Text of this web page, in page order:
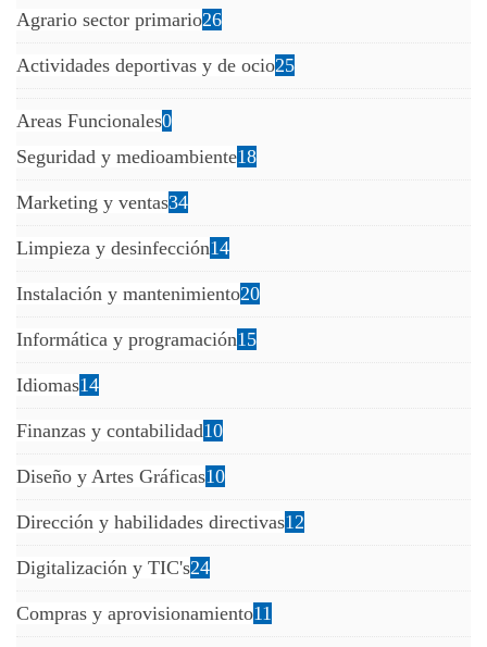
Agrario sector primario26
Actividades deportivas y de ocio25
Areas Funcionales0
Seguridad y medioambiente18
Marketing y ventas34
Limpieza y desinfección14
Instalación y mantenimiento20
Informática y programación15
Idiomas14
Finanzas y contabilidad10
Diseño y Artes Gráficas10
Dirección y habilidades directivas12
Digitalización y TIC's24
Compras y aprovisionamiento11